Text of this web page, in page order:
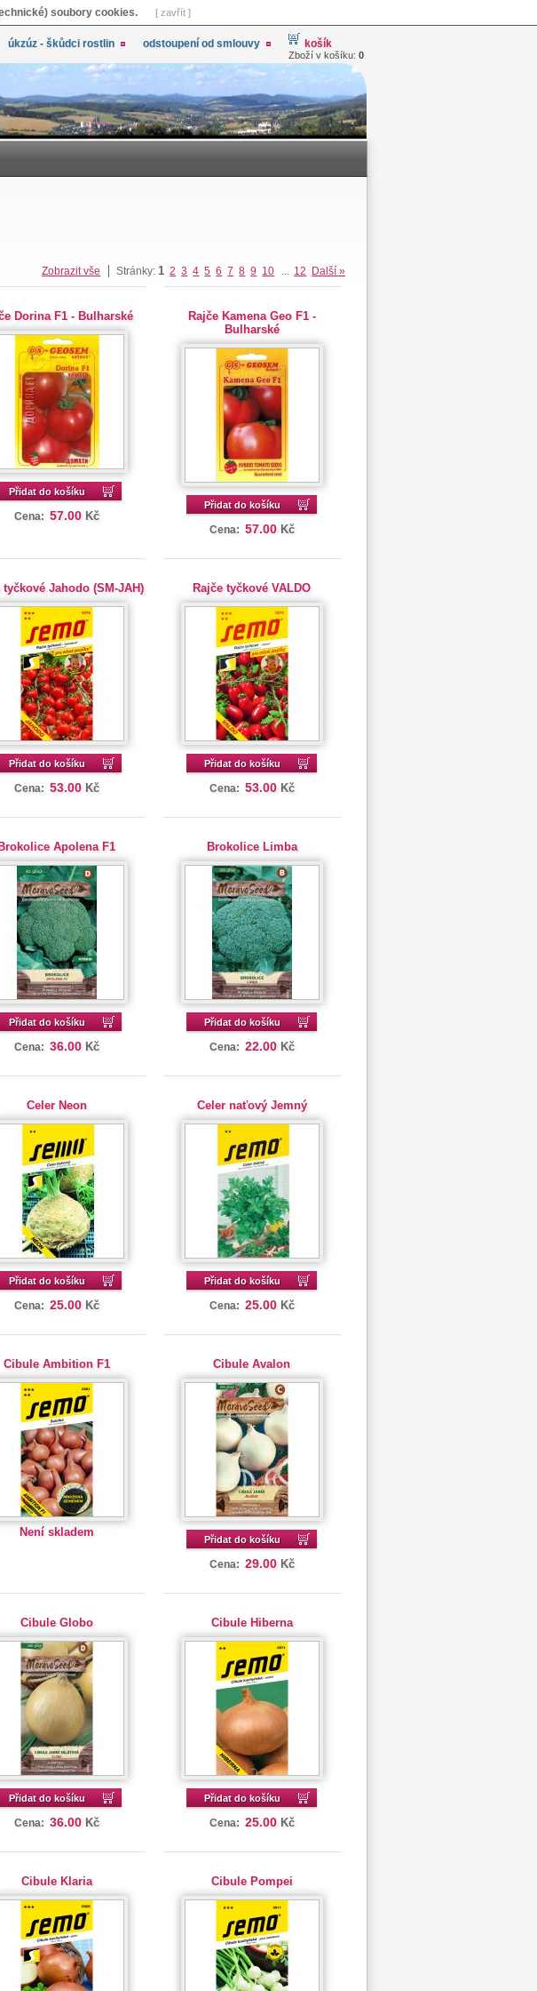
soubory cookies. [ zavřít ]
úkzúz - škůdci rostlin odstoupení od smlouvy košík
Zboží v košíku: 0
Zobrazit vše Stránky: 1 2 3 4 5 6 7 8 9 10 ... 12 Další »
Dorina F1 - Bulharské
Přidat do košíku
Cena: 57.00 Kč
Rajče Kamena Geo F1 -
Bulharské
Přidat do košíku
Cena: 57.00 Kč
tyčkové Jahodo (SM-JAH)
Přidat do košíku
Cena: 53.00 Kč
Rajče tyčkové VALDO
Přidat do košíku
Cena: 53.00 Kč
Brokolice Apolena F1
Přidat do košíku
Cena: 36.00 Kč
Brokolice Limba
Přidat do košíku
Cena: 22.00 Kč
Celer Neon
Přidat do košíku
Cena: 25.00 Kč
Celer naťový Jemný
Přidat do košíku
Cena: 25.00 Kč
Cibule Ambition F1
Není skladem
Cibule Avalon
Přidat do košíku
Cena: 29.00 Kč
Cibule Globo
Přidat do košíku
Cena: 36.00 Kč
Cibule Hiberna
Přidat do košíku
Cena: 25.00 Kč
Cibule Klaria Cibule Pompei